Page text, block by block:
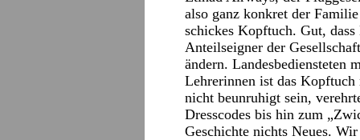
also ganz konkret der
schickes Kopftuch. Gut,
Anteilseigner der
ändern. Landesbediensteten
Lehrerinnen ist das
nicht beunruhigt sein,
Dresscodes bis hin zum
Geschichte nichts Neues.